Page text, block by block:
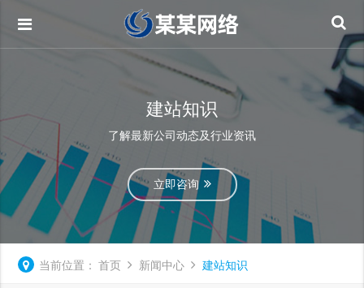
建站知识
了解最新公司动态及行业资讯
立即咨询
当前位置： 首页 新闻中心 建站知识